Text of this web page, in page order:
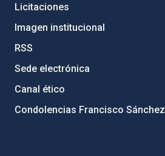
Licitaciones
Imagen institucional
RSS
Sede electrónica
Canal ético
Condolencias Francisco Sánchez